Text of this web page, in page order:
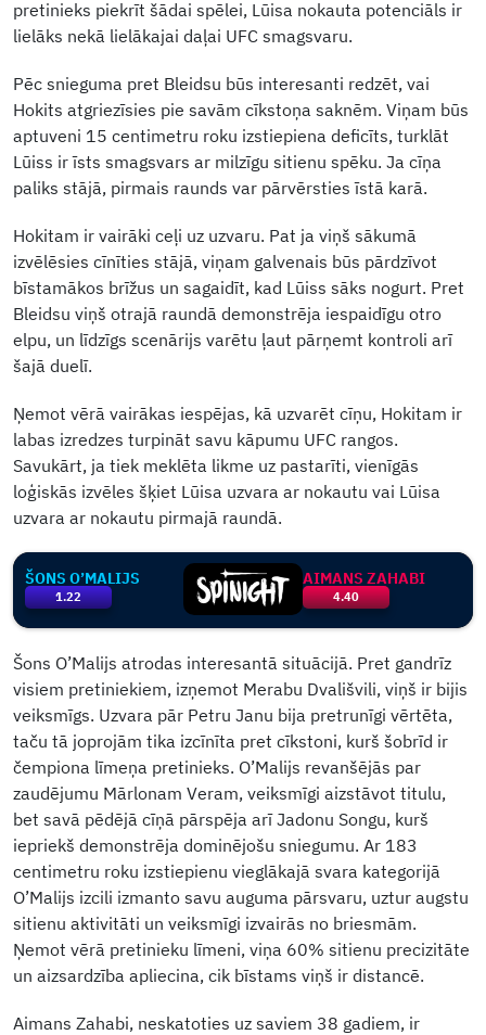
pretinieks piekrīt šādai spēlei, Lūisa nokauta potenciāls ir
lielāks nekā lielākajai daļai UFC smagsvaru.
Pēc snieguma pret Bleidsu būs interesanti redzēt, vai
Hokits atgriezīsies pie savām cīkstoņa saknēm. Viņam būs
aptuveni 15 centimetru roku izstiepiena deficīts, turklāt
Lūiss ir īsts smagsvars ar milzīgu sitienu spēku. Ja cīņa
paliks stājā, pirmais raunds var pārvērsties īstā karā.
Hokitam ir vairāki ceļi uz uzvaru. Pat ja viņš sākumā
izvēlēsies cīnīties stājā, viņam galvenais būs pārdzīvot
bīstamākos brīžus un sagaidīt, kad Lūiss sāks nogurt. Pret
Bleidsu viņš otrajā raundā demonstrēja iespaidīgu otro
elpu, un līdzīgs scenārijs varētu ļaut pārņemt kontroli arī
šajā duelī.
Ņemot vērā vairākas iespējas, kā uzvarēt cīņu, Hokitam ir
labas izredzes turpināt savu kāpumu UFC rangos.
Savukārt, ja tiek meklēta likme uz pastarīti, vienīgās
loģiskās izvēles šķiet Lūisa uzvara ar nokautu vai Lūisa
uzvara ar nokautu pirmajā raundā.
ŠONS O’MALIJS
1.22 4.40
AIMANS ZAHABI
Šons O’Malijs atrodas interesantā situācijā. Pret gandrīz
visiem pretiniekiem, izņemot Merabu Dvališvili, viņš ir bijis
veiksmīgs. Uzvara pār Petru Janu bija pretrunīgi vērtēta,
taču tā joprojām tika izcīnīta pret cīkstoni, kurš šobrīd ir
čempiona līmeņa pretinieks. O’Malijs revanšējās par
zaudējumu Mārlonam Veram, veiksmīgi aizstāvot titulu,
bet savā pēdējā cīņā pārspēja arī Jadonu Songu, kurš
iepriekš demonstrēja dominējošu sniegumu. Ar 183
centimetru roku izstiepienu vieglākajā svara kategorijā
O’Malijs izcili izmanto savu auguma pārsvaru, uztur augstu
sitienu aktivitāti un veiksmīgi izvairās no briesmām.
Ņemot vērā pretinieku līmeni, viņa 60% sitienu precizitāte
un aizsardzība apliecina, cik bīstams viņš ir distancē.
Aimans Zahabi, neskatoties uz saviem 38 gadiem, ir